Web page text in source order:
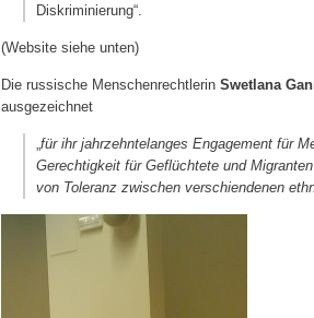
Diskriminierung“.
(Website siehe unten)
Die russische MenschenrechtlerinSwetlana
ausgezeichnet
für ihr jahrzehntelanges Engagement für
Gerechtigkeit für Geflüchtete und
von Toleranz zwischen verschiendenen